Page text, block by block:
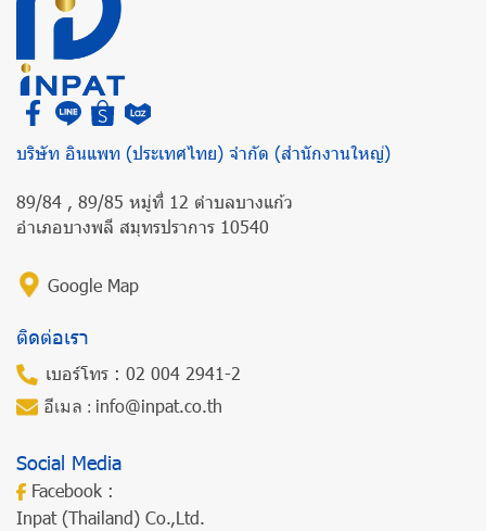
บริษัท อินแพท (ประเทศไทย) จำกัด (สำนักงานใหญ่)
89/84 , 89/85 หมู่ที่ 12 ตำบลบางแก้ว
อำเภอบางพลี สมุทรปราการ 10540
Google Map
ติดต่อเรา
เบอร์โทร : 02 004 2941-2
อีเมล : info@inpat.co.th
Social Media
Facebook :
Inpat (Thailand) Co.,Ltd.